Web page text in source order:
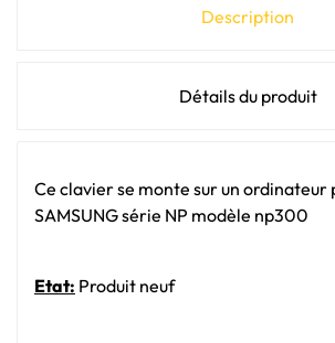
Description
Détails du produit
Ce clavier se monte sur un ordinateur
SAMSUNG série NP modèle np300
Etat: Produit neuf